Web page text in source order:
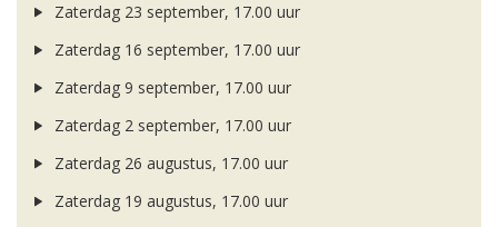
Zaterdag 23 september, 17.00 uur
Zaterdag 16 september, 17.00 uur
Zaterdag 9 september, 17.00 uur
Zaterdag 2 september, 17.00 uur
Zaterdag 26 augustus, 17.00 uur
Zaterdag 19 augustus, 17.00 uur